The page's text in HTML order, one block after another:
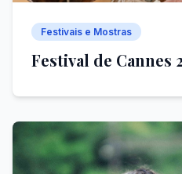
Festivais e Mostras
Festival de Cannes